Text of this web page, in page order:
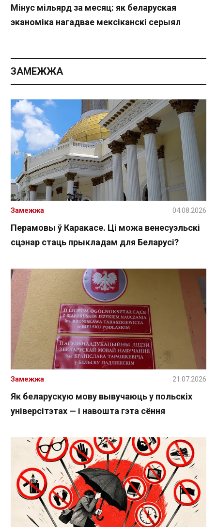
Мінус мільярд за месяц: як беларуская
эканоміка нагадвае мексіканскі серыял
ЗАМЕЖЖА
Перамовы ў Каракасе. Ці можа венесуэльскі
сцэнар стаць прыкладам для Беларусі?
Замежжа 04.08.2026
Як беларускую мову вывучаюць у польскіх
універсітэтах — і навошта гэта сёння
Замежжа 21.07.2026